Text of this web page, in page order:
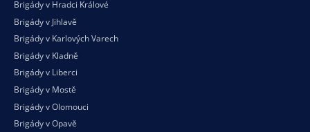
Brigády v Hradci Králové
Brigády v Jihlavě
Brigády v Karlových Varech
Brigády v Kladně
Brigády v Liberci
Brigády v Mostě
Brigády v Olomouci
Brigády v Opavě